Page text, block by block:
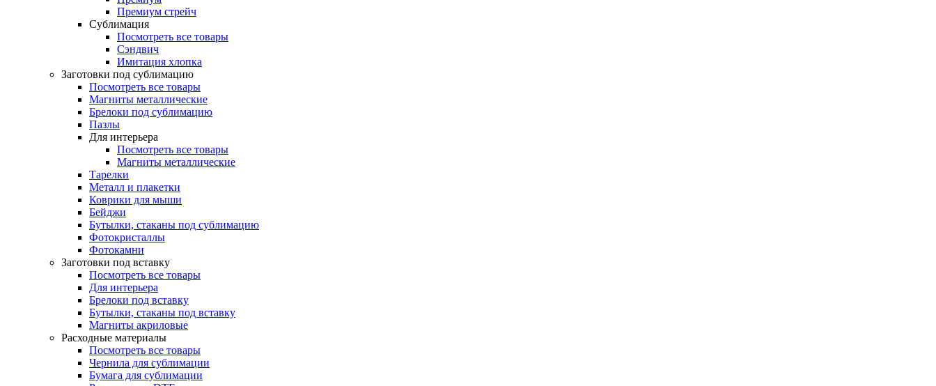
Премиум стрейч
Сублимация
Посмотреть все товары
Сэндвич
Имитация хлопка
Заготовки под сублимацию
Посмотреть все товары
Магниты металлические
Брелоки под сублимацию
Пазлы
Для интерьера
Посмотреть все товары
Магниты металлические
Тарелки
Металл и плакетки
Коврики для мыши
Бейджи
Бутылки, стаканы под сублимацию
Фотокристаллы
Фотокамни
Заготовки под вставку
Посмотреть все товары
Для интерьера
Брелоки под вставку
Бутылки, стаканы под вставку
Магниты акриловые
Расходные материалы
Посмотреть все товары
Чернила для сублимации
Бумага для сублимации